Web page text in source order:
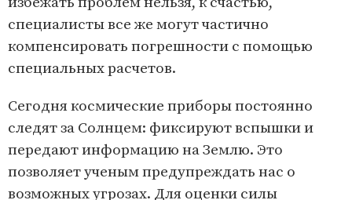
специалисты все же могут частично
компенсировать погрешности с помощью
специальных расчетов.
Сегодня космические приборы постоянно
следят за Солнцем: фиксируют вспышки и
передают информацию на Землю. Это
позволяет ученым предупреждать нас о
возможных угрозах. Для оценки силы